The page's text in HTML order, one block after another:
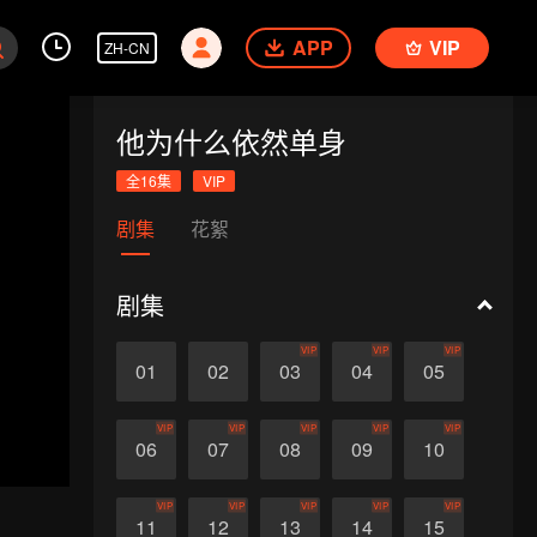
ZH-CN APP VIP
他为什么依然单身
全16集 VIP
剧集 花絮
剧集
01 02 03
VIP
04
VIP
05
VIP
06
VIP
07
VIP
08
VIP
09
VIP
10
VIP
11
VIP
12
VIP
13
VIP
14
VIP
15
VIP